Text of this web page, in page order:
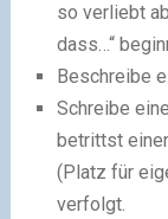
so verliebt
dass…“
Beschreibe
Schreibe
betrittst
(Platz für
verfolgt.